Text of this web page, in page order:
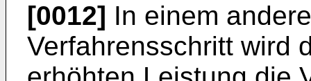
[0012] In einem
Verfahrensschritt wird